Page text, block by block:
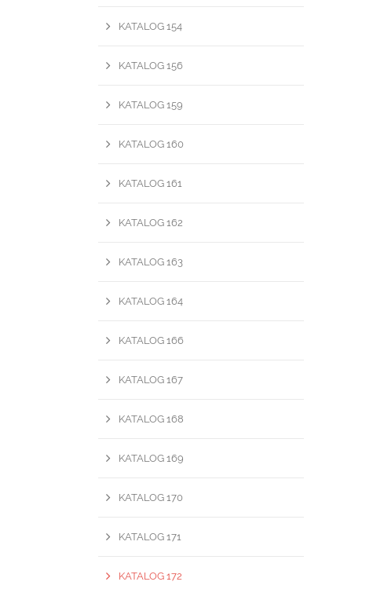
KATALOG 154
KATALOG 156
KATALOG 159
KATALOG 160
KATALOG 161
KATALOG 162
KATALOG 163
KATALOG 164
KATALOG 166
KATALOG 167
KATALOG 168
KATALOG 169
KATALOG 170
KATALOG 171
KATALOG 172